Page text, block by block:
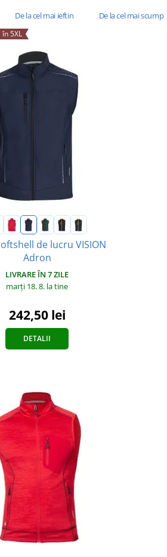
De la cel mai ieftin De la cel mai scump
5XL
de lucru VISION
Adron
LIVRARE ÎN 7 ZILE
marți 18. 8. la tine
242,50 lei
DETALII